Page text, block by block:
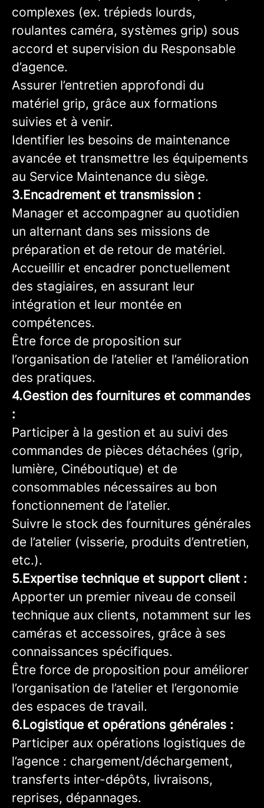
complexes (ex. trépieds lourds,
roulantes caméra, systèmes grip) sous
accord et supervision du Responsable
d’agence.
Assurer l’entretien approfondi du
matériel grip, grâce aux formations
suivies et à venir.
Identifier les besoins de maintenance
avancée et transmettre les équipements
au Service Maintenance du siège.
3.Encadrement et transmission :
Manager et accompagner au quotidien
un alternant dans ses missions de
préparation et de retour de matériel.
Accueillir et encadrer ponctuellement
des stagiaires, en assurant leur
intégration et leur montée en
compétences.
Être force de proposition sur
l’organisation de l’atelier et l’amélioration
des pratiques.
4.Gestion des fournitures et commandes
:
Participer à la gestion et au suivi des
commandes de pièces détachées (grip,
lumière, Cinéboutique) et de
consommables nécessaires au bon
fonctionnement de l’atelier.
Suivre le stock des fournitures générales
de l’atelier (visserie, produits d’entretien,
etc.).
5.Expertise technique et support client :
Apporter un premier niveau de conseil
technique aux clients, notamment sur les
caméras et accessoires, grâce à ses
connaissances spécifiques.
Être force de proposition pour améliorer
l’organisation de l’atelier et l’ergonomie
des espaces de travail.
6.Logistique et opérations générales :
Participer aux opérations logistiques de
l’agence : chargement/déchargement,
transferts inter-dépôts, livraisons,
reprises, dépannages.